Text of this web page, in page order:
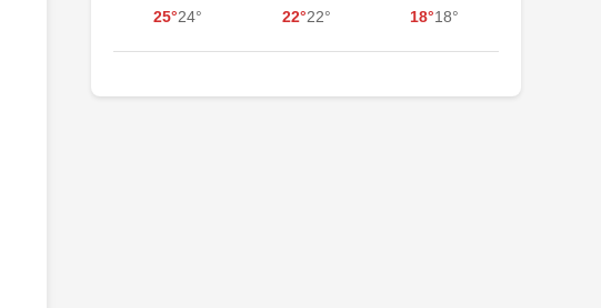
25°24° 22°22° 18°18°